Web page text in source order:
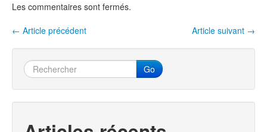
o
k
Les commentaires sont fermés.
Navigation entre les articles
Article suivant →
← Article précédent
Go